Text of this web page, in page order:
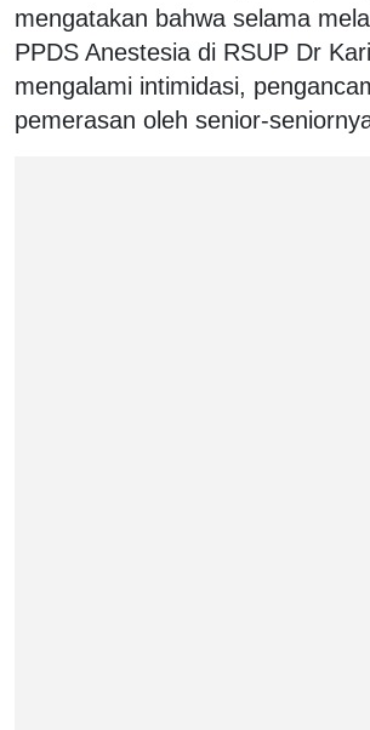
mengatakan bahwa selama
PPDS Anestesia di RSUP Dr
mengalami intimidasi,
pemerasan oleh senior-